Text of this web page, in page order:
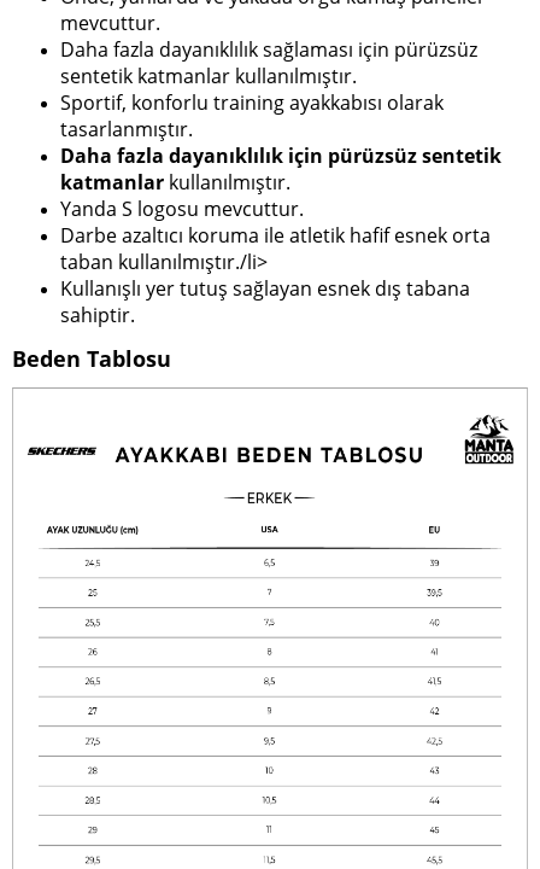
mevcuttur.
Daha fazla dayanıklılık sağlaması için pürüzsüz
sentetik katmanlar kullanılmıştır.
Sportif, konforlu training ayakkabısı olarak
tasarlanmıştır.
Daha fazla dayanıklılık için pürüzsüz sentetik
katmanlar kullanılmıştır.
Yanda S logosu mevcuttur.
Darbe azaltıcı koruma ile atletik hafif esnek orta
taban kullanılmıştır./li>
Kullanışlı yer tutuş sağlayan esnek dış tabana
sahiptir.
Beden Tablosu